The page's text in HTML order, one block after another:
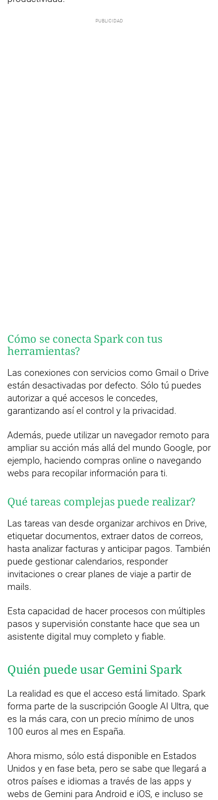
Cómo se conecta Spark con tus
herramientas?
Las conexiones con servicios como Gmail o Drive
están desactivadas por defecto. Sólo tú puedes
autorizar a qué accesos le concedes,
garantizando así el control y la privacidad.
Además, puede utilizar un navegador remoto para
ampliar su acción más allá del mundo Google, por
ejemplo, haciendo compras online o navegando
webs para recopilar información para ti.
Qué tareas complejas puede realizar?
Las tareas van desde organizar archivos en Drive,
etiquetar documentos, extraer datos de correos,
hasta analizar facturas y anticipar pagos. También
puede gestionar calendarios, responder
invitaciones o crear planes de viaje a partir de
mails.
Esta capacidad de hacer procesos con múltiples
pasos y supervisión constante hace que sea un
asistente digital muy completo y fiable.
Quién puede usar Gemini Spark
La realidad es que el acceso está limitado. Spark
forma parte de la suscripción Google AI Ultra, que
es la más cara, con un precio mínimo de unos
100 euros al mes en España.
Ahora mismo, sólo está disponible en Estados
Unidos y en fase beta, pero se sabe que llegará a
otros países e idiomas a través de las apps y
webs de Gemini para Android e iOS, e incluso se